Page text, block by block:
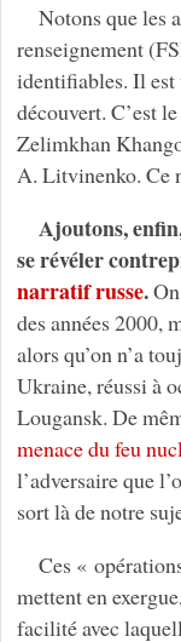
Notons que les
renseignement
identifiables. Il est
découvert. C’est
Zelimkhan
A. Litvinenko. Ce
Ajoutons,
se révéler
narratif russe.On
des années 2000,
alors qu’on n’a
Ukraine, réussi à
Lougansk. De
menace du feu
l’adversaire que
sort là de notre
Ces «
mettent en
facilité avec